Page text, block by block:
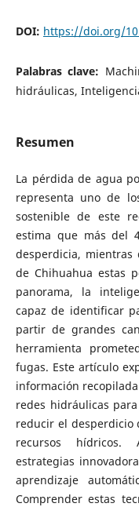
DOI: https://doi.org/
Palabras clave:
hidráulicas,
Resumen
La pérdida de agua
representa uno de
sostenible de este
estima que más del
desperdicia, mientras
de Chihuahua estas
panorama, la
capaz de identificar
partir de grandes
herramienta
fugas. Este artículo
información
redes hidráulicas
reducir el desperdicio
recursos hídricos.
estrategias
aprendizaje
Comprender estas